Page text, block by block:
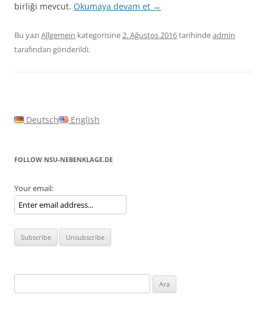
birliği mevcut. Okumaya devam et →
Bu yazıAllgemein kategorisine2. Ağustos 2016tarihindeadmin
tarafından gönderildi.
Deutsch English
FOLLOW NSU-NEBENKLAGE.DE
Your email: